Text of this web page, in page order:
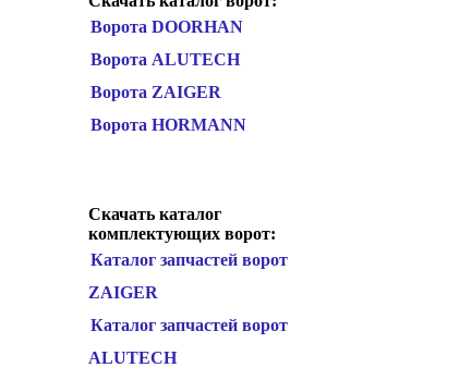
Ворота DOORHAN
Ворота ALUTECH
Ворота ZAIGER
Ворота HORMANN
Скачать каталог
комплектующих ворот:
Каталог запчастей ворот
ZAIGER
Каталог запчастей ворот
ALUTECH